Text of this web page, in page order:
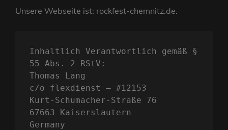
Unsere Webseite ist: rockfest-chemnitz.de.
Inhaltlich Verantwortlich gemäß §
55 Abs. 2 RStV:
Thomas Lang
c/o flexdienst – #12153
Kurt-Schumacher-Straße 76
67663 Kaiserslautern
Germany